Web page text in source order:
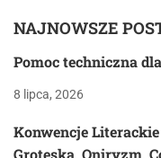
NAJNOWSZE
Pomoc techniczna
8 lipca, 2026
Konwencje
Groteska, Oniryzm.